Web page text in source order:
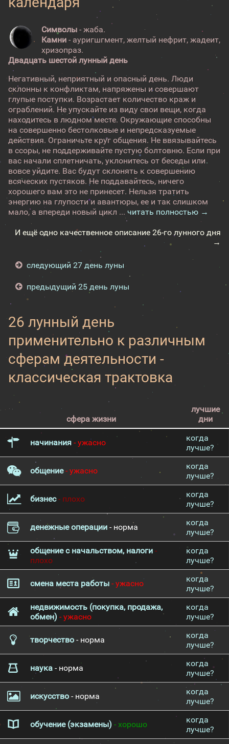
Символы - жаба.
Камни - ауригшгмент, желтый нефрит, жадеит,
хризопраз.
Двадцать шестой лунный день
Негативный, неприятный и опасный день. Люди
склонны к конфликтам, напряжены и совершают
глупые поступки. Возрастает количество краж и
ограблений. Не упускайте из виду свои вещи, когда
находитесь в людном месте. Окружающие способны
на совершенно бестолковые и непредсказуемые
действия. Ограничьте круг общения. Не ввязывайтесь
в ссоры, не поддерживайте пустую болтовню. Если при
вас начали сплетничать, уклонитесь от беседы или
вовсе уйдите. Вас будут склонять к совершению
всяческих пустяков. Не поддавайтесь, ничего
хорошего вам это не принесет. Нельзя тратить
энергию на глупости и авантюры, ее и так слишком
мало, а впереди новый цикл ... читать полностью →
И ещё одно качественное описание 26-го лунного дня
→
следующий 27 день луны
предыдущий 25 день луны
26 лунный день
применительно к различным
сферам деятельности -
классическая трактовка
сфера жизни
лучшие
дни
начинания - ужасно
когда
лучше?
общение- ужасно
когда
лучше?
бизнес- плохо
когда
лучше?
денежные операции - норма
когда
лучше?
общение с начальством, налоги -
плохо
когда
лучше?
смена места работы - ужасно
когда
лучше?
недвижимость (покупка, продажа,
обмен) - ужасно
когда
лучше?
творчество - норма
когда
лучше?
наука - норма
когда
лучше?
искусство - норма
когда
лучше?
обучение (экзамены) - хорошо
когда
лучше?